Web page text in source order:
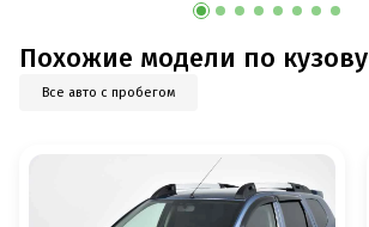
Похожие модели по кузову
Все авто с пробегом